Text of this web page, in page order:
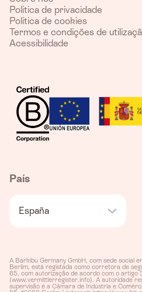
Política de privacidade
Política de cookies
Termos e condições de
Acessibilidade
País
España
A Barkibu Germany GmbH, com sede social
Berlim, está registada como corretora de
65, com autorização de acordo com o artigo
(www.vermittlerregister.info). A autoridade
supervisão é a Câmara de Indústria e